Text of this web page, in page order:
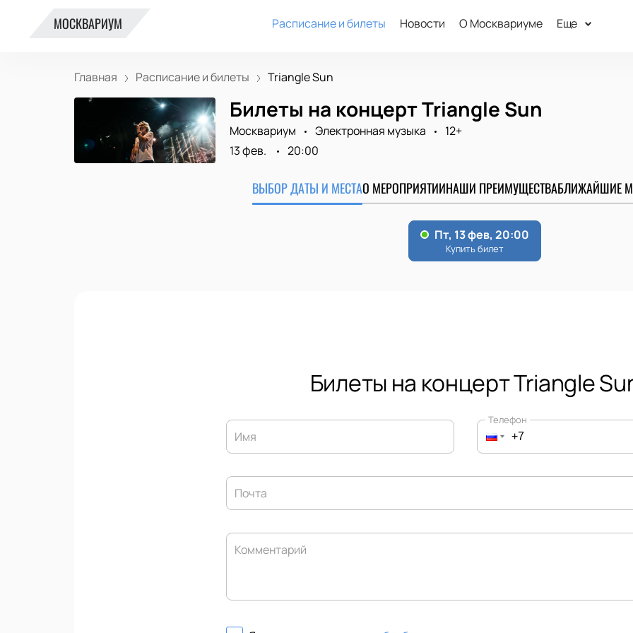
МОСКВАРИУМ Расписание и билеты Новости О Москвариуме Еще
Главная Расписание и билеты Triangle Sun
Билеты на концерт Triangle Sun
Москвариум Электронная музыка
12+
13 фев.
20:00
ВЫБОР ДАТЫ И МЕСТАО МЕРОПРИЯТИИНАШИ ПРЕИМУЩЕСТВАБЛИЖАЙШИЕ
Билеты на концерт Triangle
Имя
Телефон
Почта
Комментарий